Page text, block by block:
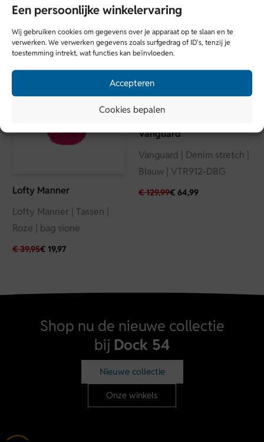
Een persoonlijke winkelervaring
Wij gebruiken cookies om gegevens over je apparaat op te slaan en te
verwerken. We verwerken gegevens zoals surfgedrag of ID's, tenzij je
toestemming intrekt, wat functies kan beïnvloeden.
Accepteren
Cookies bepalen
Merk
Butcher of Blue
Seizoen
HW2526
Kleur
Met trots en liefde gemaakt in China
Model is 1,87 meter lang en draagt maat L
Lofty Manner
SALE
Lofty Manner | Tassen |
Roze | bag sione
€39,95€ 19,97
Vanguard
SALE
Vanguard | Denim stretch |
Blauw | VTR912-DBG
€129,99€ 64,99
Shop nu de nieuwe collectie
bij Dock 54
Nieuwe collectie
Onze winkels